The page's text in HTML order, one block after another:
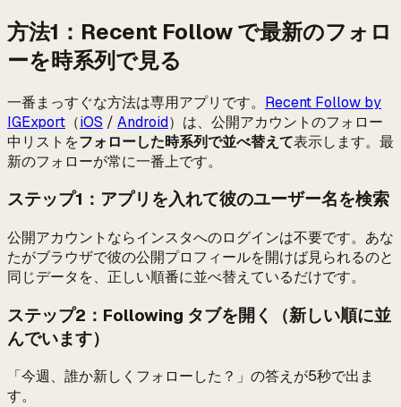
方法1：Recent Follow で最新のフォロ
ーを時系列で見る
一番まっすぐな方法は専用アプリです。 Recent Follow by
IGExport （iOS / Android）は、公開アカウントのフォロー
中リストをフォローした時系列で並べ替えて表示します。最
新のフォローが常に一番上です。
ステップ1：アプリを入れて彼のユーザー名を検索
公開アカウントならインスタへのログインは不要です。あな
たがブラウザで彼の公開プロフィールを開けば見られるのと
同じデータを、正しい順番に並べ替えているだけです。
ステップ2：Following タブを開く（新しい順に並
んでいます）
「今週、誰か新しくフォローした？」の答えが5秒で出ま
す。